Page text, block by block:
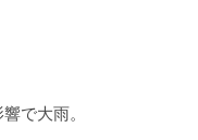
で大雨。